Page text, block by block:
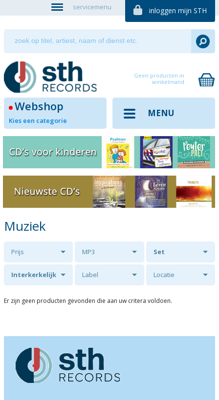
servicemenu inloggen mijn STH
Geen producten in
winkelmand
Webshop
Kies een categorie
MENU
Muziek
Prijs MP3 Set
Interkerkelijk
Ede o.l.v. Johan
Hulshof
Label Locatie
Er zijn geen producten gevonden die aan uw critera voldoen.